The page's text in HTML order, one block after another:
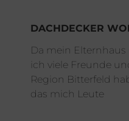
DACHDECKER
Da mein
ich viele Freunde
Region Bitterfeld
das mich Leute